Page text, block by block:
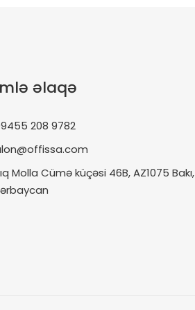
əlaqə
208 9782
Molla Cümə küçəsi 46B, AZ1075 Bakı,